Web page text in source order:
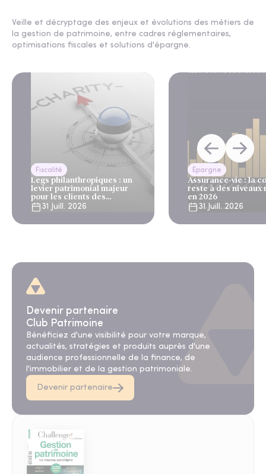
Veille et décryptage des enjeux et évolutions des métiers de
la gestion de patrimoine, entre cadres réglementaires,
optimisations fiscales et solutions d'épargne.
Fiscalité
Legs philanthropiques : un
levier patrimonial majeur
pour les clients des
gestionnaires de patrimoine
et des banques privées
31 Juill. 2026
Epargne
Assurance-vie : la
reste à des niveaux
en 2026
31 Juill. 2026
Devenir partenaire
Club Patrimoine
Bénéficiez d'une visibilité pour votre marque,
actualités, stratégies et produits auprès d'une
audience professionnelle de la finance, de
l'immobilier et de la gestion patrimoniale.
Devenir partenaire